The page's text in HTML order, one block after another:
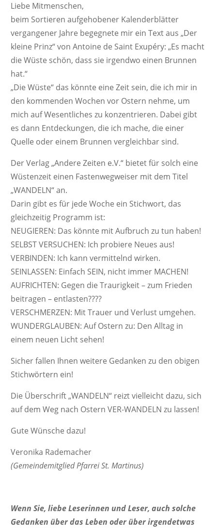
Liebe Mitmen­schen,
beim Sortieren aufge­ho­bener Kalen­der­blätter
vergan­gener Jahre begeg­nete mir ein Text aus „Der
kleine Prinz“ von Antoine de Saint Exupéry: „Es macht
die Wüste schön, dass sie irgendwo einen Brunnen
hat.“
„Die Wüste“ das könnte eine Zeit sein, die ich mir in
den kommenden Wochen vor Ostern nehme, um
mich auf Wesent­li­ches zu konzen­trieren. Dabei gibt
es dann Entde­ckungen, die ich mache, die einer
Quelle oder einem Brunnen vergleichbar sind.
Der Verlag „Andere Zeiten e.V.“ bietet für solch eine
Wüsten­zeit einen Fasten­weg­weiser mit dem Titel
„WANDELN“ an.
Darin gibt es für jede Woche ein Stich­wort, das
gleich­zeitig Programm ist:
NEUGIEREN: Das könnte mit Aufbruch zu tun haben!
SELBST VERSUCHEN: Ich probiere Neues aus!
VERBINDEN: Ich kann vermit­telnd wirken.
SEINLASSEN: Einfach SEIN, nicht immer MACHEN!
AUFRICHTEN: Gegen die Trau­rig­keit – zum Frieden
beitragen – entlasten????
VERSCHMERZEN: Mit Trauer und Verlust umgehen.
WUNDERGLAUBEN: Auf Ostern zu: Den Alltag in
einem neuen Licht sehen!
Sicher fallen Ihnen weitere Gedanken zu den obigen
Stich­wör­tern ein!
Die Über­schrift „WANDELN“ reizt viel­leicht dazu, sich
auf dem Weg nach Ostern VER-WANDELN zu lassen!
Gute Wünsche dazu!
Vero­nika Rademacher
(Gemein­de­mit­glied Pfarrei St. Martinus)
Wenn Sie, liebe Lese­rinnen und Leser, auch solche
Gedanken über das Leben oder über irgend­etwas